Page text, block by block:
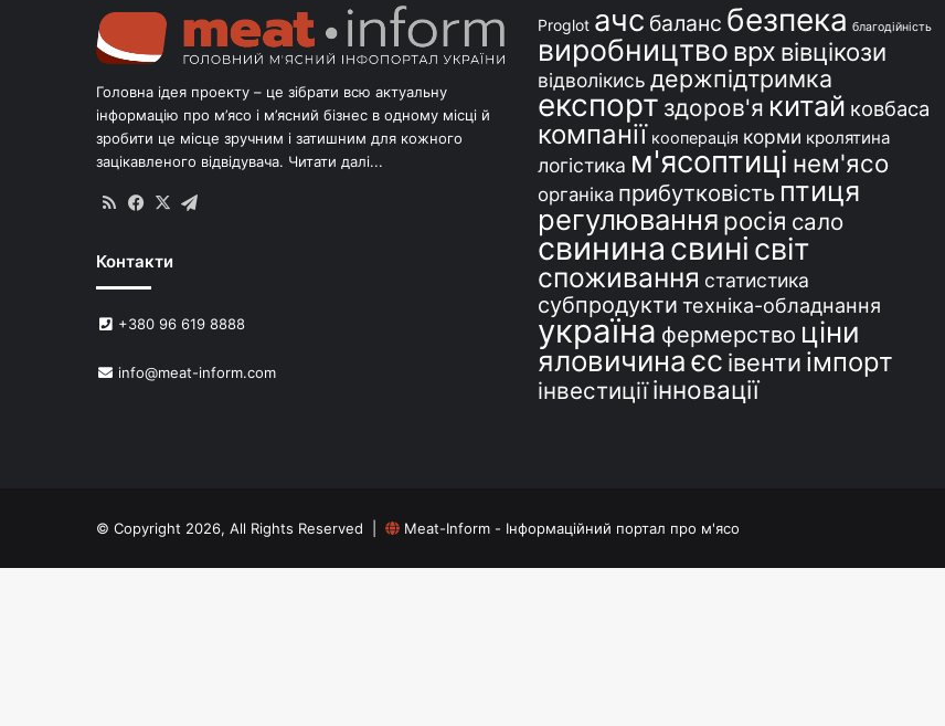
Головна ідея проекту – це зібрати всю актуальну
інформацію про м’ясо і м’ясний бізнес в одному місці й
зробити це місце зручним і затишним для кожного
зацікавленого відвідувача. Читати далі...
RSS Facebook
X
Контакти
+380 96 619 8888
info@meat-inform.com
Proglot ачс баланс безпека благодійність
виробництво врх вівцікози
відволікись держпідтримка
експорт здоров'я китай ковбаса
компанії кооперація корми кролятина
логістика м'ясоптиці нем'ясо
органіка прибутковість птиця
регулювання росія сало
свинина свині світ
споживання статистика
субпродукти техніка-обладнання
україна фермерство ціни
яловичинаєс івенти імпорт
інвестиції інновації
© Copyright 2026, All Rights Reserved | Meat-Inform - Інформаційний портал про м'ясо